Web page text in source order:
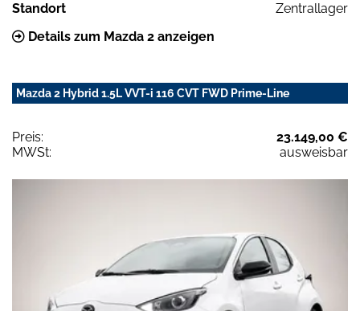
Standort
Zentrallager
Details zum Mazda 2 anzeigen
Mazda 2 Hybrid 1.5L VVT-i 116 CVT FWD Prime-Line
Preis:
23.149,00 €
MWSt:
ausweisbar